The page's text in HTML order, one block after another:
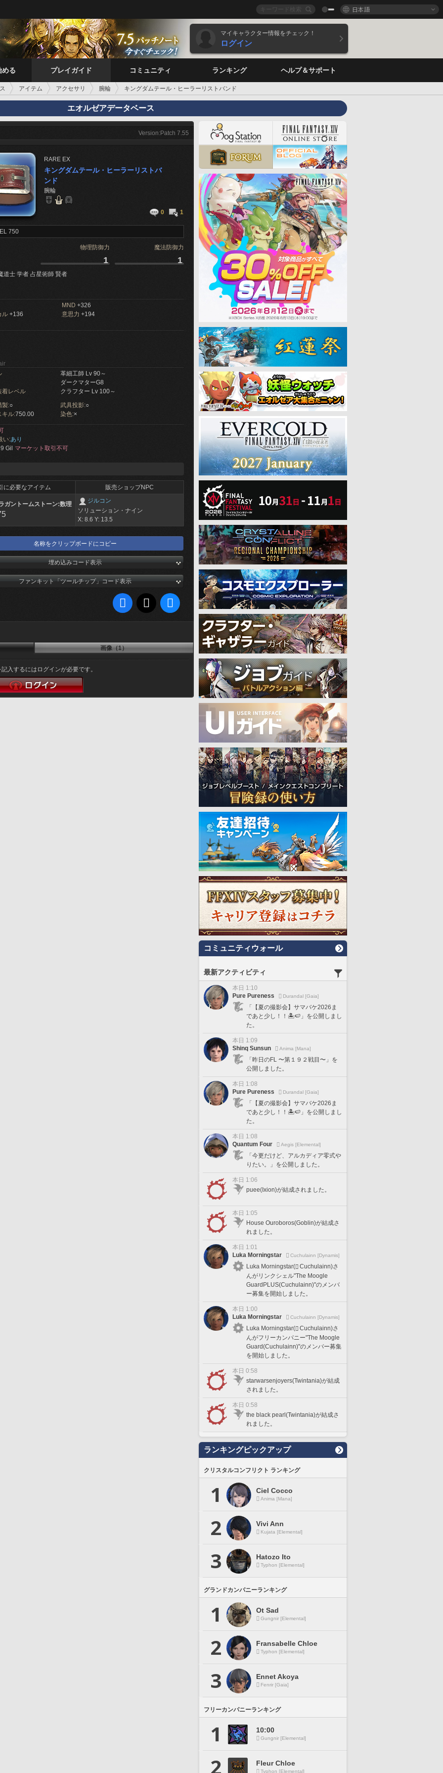
日本語
マイキャラクター情報をチェック！
ログイン
める プレイガイド コミュニティ ランキング ヘルプ＆サポート
アイテム アクセサリ 腕輪 キングダムテール・ヒーラーリストバンド
エオルゼアデータベース
Version:Patch 7.55
RARE EX
キングダムテール・ヒーラーリストバ
ンド
腕輪
0 1
750
物理防御力 魔法防御力
1 1
道士 学者 占星術師 賢者
MND +326
ル +136 意思力 +194
革細工師 Lv 90～
ダークマターG8
着レベル
クラフター Lv 100～
製:○ 武具投影:○
キル:750.00 染色:×
い:あり
Gil
マーケット取引不可
に必要なアイテム 販売ショップNPC
ガントームストーン:数理
ジルコン
ソリューション・ナイン
X: 8.6 Y: 13.5
名称をクリップボードにコピー
埋め込みコード表示
ファンキット「ツールチップ」コード表示
画像（1）
入するにはログインが必要です。
コミュニティウォール
最新アクティビティ
本日 1:10
Pure Pureness
Durandal [Gaia]
「【夏の撮影会】サマバケ2026ま
であと少し！！🏝️🍉」を公開しまし
た。
本日 1:09
Shinq Sunsun
Anima [Mana]
「昨日のFL 〜第１９２戦目〜」を
公開しました。
本日 1:08
Pure Pureness
Durandal [Gaia]
「【夏の撮影会】サマバケ2026ま
であと少し！！🏝️🍉」を公開しまし
た。
本日 1:08
Quantum Four
Aegis [Elemental]
「今更だけど、アルカディア零式や
りたい。」を公開しました。
本日 1:06
puee(Ixion)が結成されました。
本日 1:05
House Ouroboros(Goblin)が結成さ
れました。
本日 1:01
Luka Morningstar
Cuchulainn [Dynamis]
Luka Morningstar(
Cuchulainn)さ
んがリンクシェル"The Moogle
GuardPLUS(Cuchulainn)"のメンバ
ー募集を開始しました。
本日 1:00
Luka Morningstar
Cuchulainn [Dynamis]
Luka Morningstar(
Cuchulainn)さ
んがフリーカンパニー"The Moogle
Guard(Cuchulainn)"のメンバー募集
を開始しました。
本日 0:58
starwarsenjoyers(Twintania)が結成
されました。
本日 0:58
the black pearl(Twintania)が結成さ
れました。
ランキングピックアップ
クリスタルコンフリクト ランキング
1 Ciel Cocco
Anima [Mana]
2 Vivi Ann
Kujata [Elemental]
3 Hatozo Ito
Typhon [Elemental]
グランドカンパニーランキング
1 Ot Sad
Gungnir [Elemental]
2 Fransabelle Chloe
Typhon [Elemental]
3 Ennet Akoya
Fenrir [Gaia]
フリーカンパニーランキング
1 10:00
Gungnir [Elemental]
2 Fleur Chloe
Typhon [Elemental]